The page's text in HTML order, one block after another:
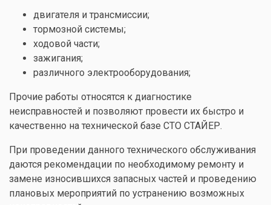
двигателя и трансмиссии;
тормозной системы;
ходовой части;
зажигания;
различного электрооборудования;
Прочие работы относятся к диагностике
неисправностей и позволяют провести их быстро и
качественно на технической базе СТО СТАЙЕР.
При проведении данного технического обслуживания
даются рекомендации по необходимому ремонту и
замене износившихся запасных частей и проведению
плановых мероприятий по устранению возможных